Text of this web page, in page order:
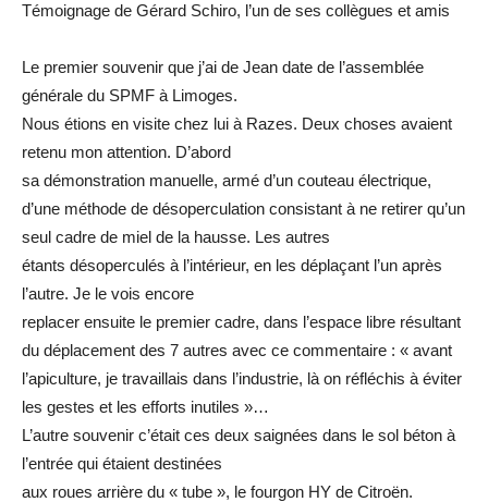
Témoignage de Gérard Schiro, l’un de ses collègues et amis
Le premier souvenir que j’ai de Jean date de l’assemblée
générale du SPMF à Limoges.
Nous étions en visite chez lui à Razes. Deux choses avaient
retenu mon attention. D’abord
sa démonstration manuelle, armé d’un couteau électrique,
d’une méthode de désoperculation consistant à ne retirer qu’un
seul cadre de miel de la hausse. Les autres
étants désoperculés à l’intérieur, en les déplaçant l’un après
l’autre. Je le vois encore
replacer ensuite le premier cadre, dans l’espace libre résultant
du déplacement des 7 autres avec ce commentaire : « avant
l’apiculture, je travaillais dans l’industrie, là on réfléchis à éviter
les gestes et les efforts inutiles »…
L’autre souvenir c’était ces deux saignées dans le sol béton à
l’entrée qui étaient destinées
aux roues arrière du « tube », le fourgon HY de Citroën.